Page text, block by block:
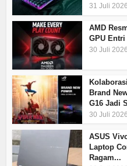
31 Juli 2026
AMD
GPU
30 Juli 2026
Brand
G16 Jadi
30 Juli 2026
ASUS
Laptop
Ragam...